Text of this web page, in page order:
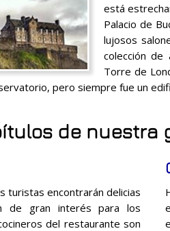
está
Palacio de
lujosos
colección de
Torre de
pero siempre fue un
de nuestra
turistas encontrarán delicias
de gran interés para los
del restaurante son